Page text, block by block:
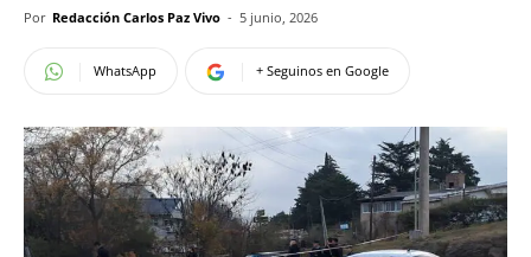
Por Redacción Carlos Paz Vivo - 5 junio, 2026
WhatsApp + Seguinos en Google